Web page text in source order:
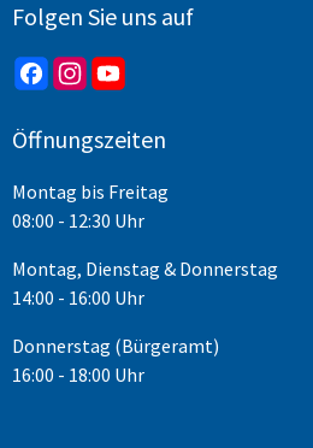
Folgen Sie uns auf
Öffnungszeiten
Montag bis Freitag
08:00 - 12:30 Uhr
Montag, Dienstag & Donnerstag
14:00 - 16:00 Uhr
Donnerstag (Bürgeramt)
16:00 - 18:00 Uhr